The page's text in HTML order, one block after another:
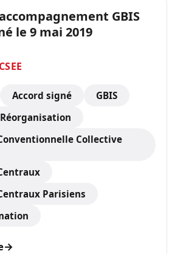
GBIS
le 9 mai 2019
CSEE
Accord signé
GBIS
Réorganisation
Collective
Parisiens
→